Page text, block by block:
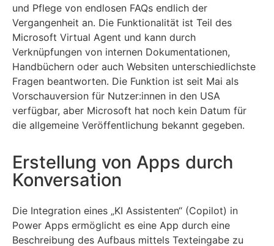
und Pflege von endlosen FAQs endlich der
Vergangenheit an. Die Funktionalität ist Teil des
Microsoft Virtual Agent und kann durch
Verknüpfungen von internen Dokumentationen,
Handbüchern oder auch Websiten unterschiedlichste
Fragen beantworten. Die Funktion ist seit Mai als
Vorschauversion für Nutzer:innen in den USA
verfügbar, aber Microsoft hat noch kein Datum für
die allgemeine Veröffentlichung bekannt gegeben.
Erstellung von Apps durch
Konversation
Die Integration eines „KI Assistenten“ (Copilot) in
Power Apps ermöglicht es eine App durch eine
Beschreibung des Aufbaus mittels Texteingabe zu